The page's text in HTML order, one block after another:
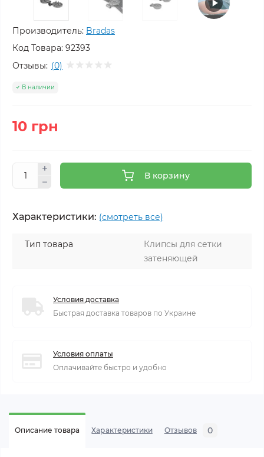
Производитель: Bradas
Код Товара: 92393
Отзывы: (0)
В наличии
10 грн
В корзину
Характеристики: (смотреть все)
Тип товара
Клипсы для сетки
затеняющей
Условия доставка
Быстрая доставка товаров по Украине
Условия оплаты
Оплачивайте быстро и удобно
Описание товара Характеристики Отзывов 0